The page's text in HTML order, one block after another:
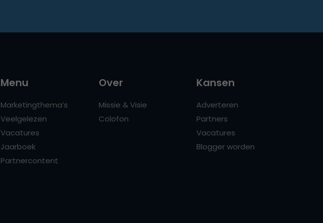
Menu
Marketingthema’s
Veelgelezen
Vacatures
Jaarboek
Partnercontent
Over
Missie & Visie
Colofon
Kansen
Adverteren
Partners
Vacatures
Blogger worden